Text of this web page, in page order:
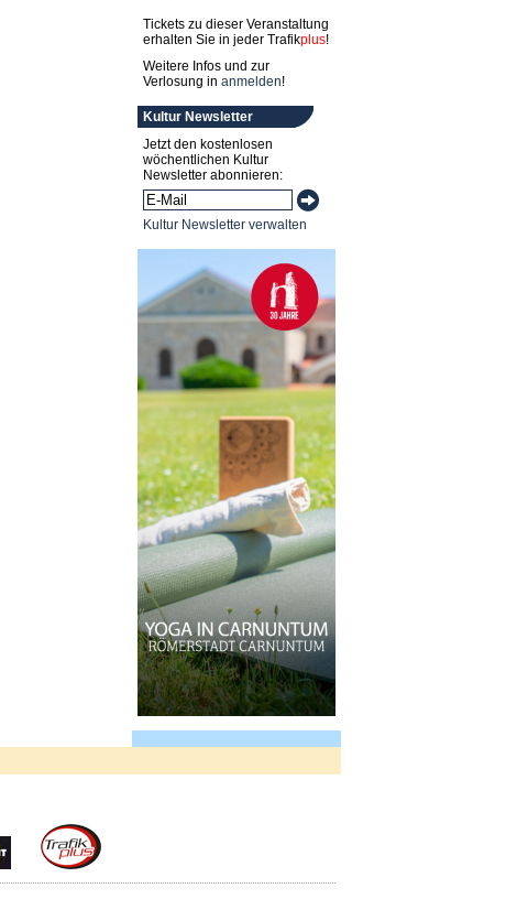
Tickets zu dieser Veranstaltung
erhalten Sie in jeder Trafikplus!
Weitere Infos und zur
Verlosung in anmelden!
Kultur Newsletter
Jetzt den kostenlosen
wöchentlichen Kultur
Newsletter abonnieren:
Kultur Newsletter verwalten